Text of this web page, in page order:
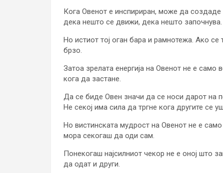
Кога Овенот е инспириран, може да создаде
дека нешто се движи, дека нешто започнува.
Но истиот тој оган бара и рамнотежа. Ако
брзо.
Затоа зрелата енергија на Овенот не е
кога да застане.
Да се биде Овен значи да се носи дарот на
Не секој има сила да тргне кога другите се
Но вистинската мудрост на Овенот не е
мора секогаш да оди сам.
Понекогаш најсилниот чекор не е оној што
да одат и други.